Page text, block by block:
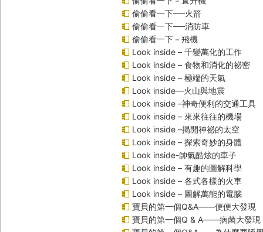
偷偷看一下──火箭
偷偷看一下──消防車
偷偷看一下－飛機
Look inside – 千變萬化的工作
Look inside – 食物和消化的祕密
Look inside – 極端的天氣
Look inside—火山與地震
Look inside –神奇便利的交通工具
Look inside – 來來往往的機場
Look inside –揭開神祕的太空
Look inside – 探索奇妙的身體
Look inside-帥氣酷炫的車子
Look inside – 有趣的圖解科學
Look inside – 各式各樣的火車
Look inside – 圖解萬能的電腦
寶貝的第一個Q&A――便便大發現
寶貝的第一個Q & A――病菌大發現